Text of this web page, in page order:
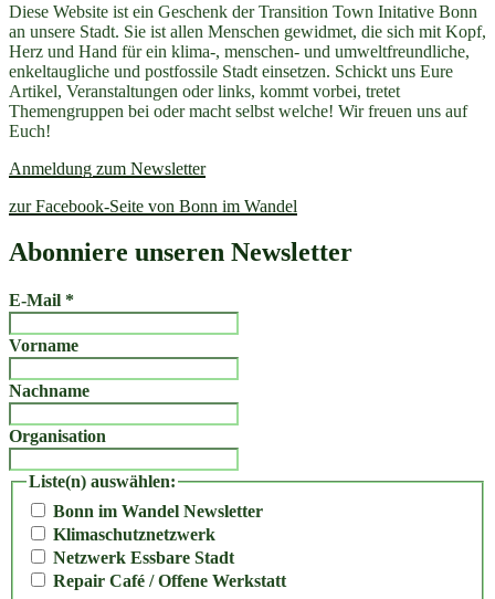
Diese Website ist ein Geschenk der Transition Town Initative Bonn
an unsere Stadt. Sie ist allen Menschen gewidmet, die sich mit Kopf,
Herz und Hand für ein klima-, menschen- und umweltfreundliche,
enkeltaugliche und postfossile Stadt einsetzen. Schickt uns Eure
Artikel, Veranstaltungen oder links, kommt vorbei, tretet
Themengruppen bei oder macht selbst welche! Wir freuen uns auf
Euch!
Anmeldung zum Newsletter
zur Facebook-Seite von Bonn im Wandel
Abonniere unseren Newsletter
E-Mail *
Vorname
Nachname
Organisation
Liste(n) auswählen:
Bonn im Wandel Newsletter
Klimaschutznetzwerk
Netzwerk Essbare Stadt
Repair Café / Offene Werkstatt